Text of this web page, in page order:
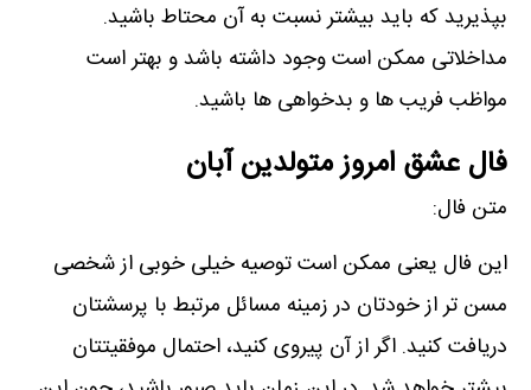
بپذیرید که باید بیشتر نسبت به آن محتاط باشید.
مداخلاتی ممکن است وجود داشته باشد و بھتر است
مواظب فریب ھا و بدخواھی ھا باشید.
فال عشق امروز متولدین آبان
متن فال:
این فال یعنی ممکن است توصیه خیلی خوبی از شخصی
مسن تر از خودتان در زمینه مسائل مرتبط با پرسشتان
دریافت کنید. اگر از آن پیروی کنید، احتمال موفقیتتان